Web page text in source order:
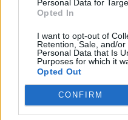
Personal Data for
Opted In
I want to opt-out of
Retention, Sale, and/
Personal Data that Is
Purposes for which it
Opted Out
CONFIRM
sertraline
50 naar 100 gram
steeds niet
Anafranil jaren later
nu wegens
meer...]
geef mening